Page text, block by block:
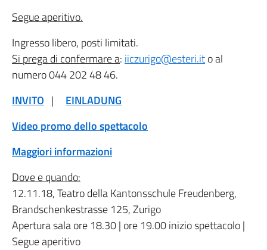
Segue aperitivo.
Ingresso libero, posti limitati.
Si prega di confermare a: iiczurigo@esteri.ito al
numero 044 202 48 46.
INVITO | EINLADUNG
Video promo dello spettacolo
Maggiori informazioni
Dove e quando:
12.11.18, Teatro della Kantonsschule Freudenberg,
Brandschenkestrasse 125, Zurigo
Apertura sala ore 18.30 | ore 19.00 inizio spettacolo |
Segue aperitivo